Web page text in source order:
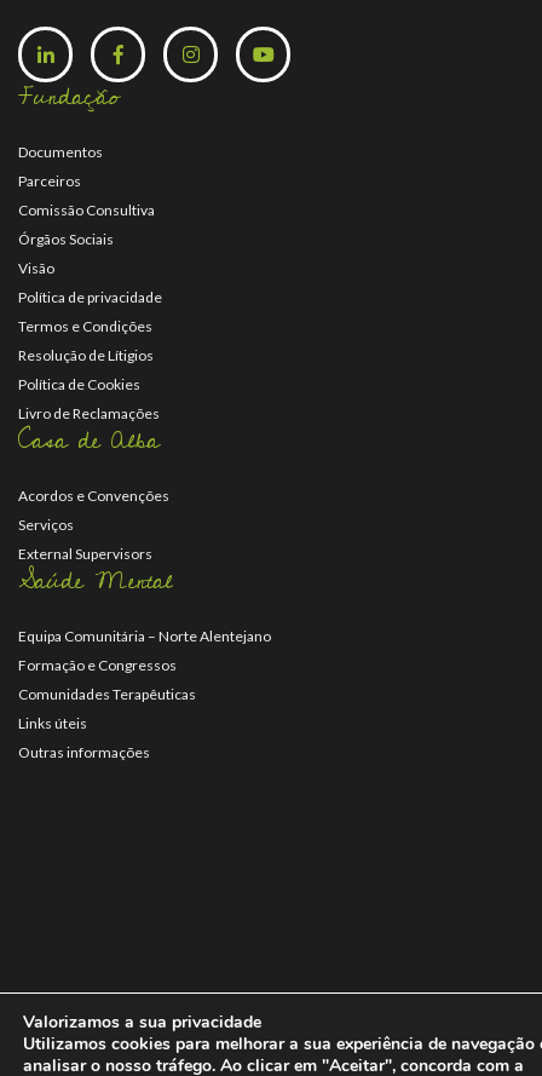
Fundação
Documentos
Parceiros
Comissão Consultiva
Órgãos Sociais
Visão
Política de privacidade
Termos e Condições
Resolução de Lítigios
Política de Cookies
Livro de Reclamações
Casa de Alba
Acordos e Convenções
Serviços
External Supervisors
Saúde Mental
Equipa Comunitária – Norte Alentejano
Formação e Congressos
Comunidades Terapêuticas
Links úteis
Outras informações
Valorizamos a sua privacidade
Utilizamos cookies para melhorar a sua experiência de navegação
analisar o nosso tráfego. Ao clicar em "Aceitar", concorda com a